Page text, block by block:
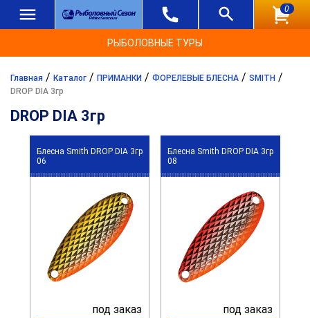
0
РЫБОЛОВНЫЕ ТУРЫ
Главная / Каталог / ПРИМАНКИ / ФОРЕЛЕВЫЕ БЛЕСНА / SMITH /
DROP DIA 3гр
DROP DIA 3гр
Блесна Smith DROP DIA 3гр
06
под заказ
Блесна Smith DROP DIA 3гр
08
под заказ